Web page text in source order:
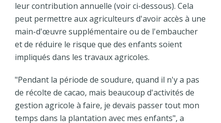
leur contribution annuelle (voir ci-dessous). Cela
peut permettre aux agriculteurs d'avoir accès à une
main-d'œuvre supplémentaire ou de l'embaucher
et de réduire le risque que des enfants soient
impliqués dans les travaux agricoles.
"Pendant la période de soudure, quand il n'y a pas
de récolte de cacao, mais beaucoup d'activités de
gestion agricole à faire, je devais passer tout mon
temps dans la plantation avec mes enfants", a